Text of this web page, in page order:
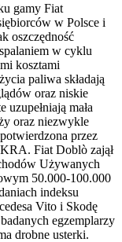
gamy Fiat
w Polsce i
oszczędność
w cyklu
kosztami
paliwa składają
oraz niskie
mała
oraz niezwykle
przez
Fiat Doblò zajął
Używanych
50.000-100.000
indeksu
Vito i Skodę
egzemplarzy
drobne usterki.